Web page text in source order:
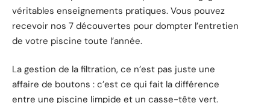
véritables enseignements pratiques. Vous pouvez
recevoir nos 7 découvertes pour dompter l’entretien
de votre piscine toute l’année.
La gestion de la filtration, ce n’est pas juste une
affaire de boutons : c’est ce qui fait la différence
entre une piscine limpide et un casse-tête vert.